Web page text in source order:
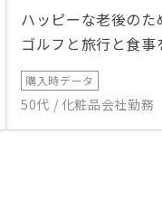
ハッピーな老後のた
ゴルフと旅行と食
購入時データ
50代 / 化粧品会社勤務